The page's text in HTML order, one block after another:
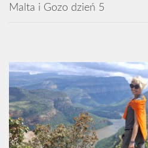
Malta i Gozo dzień 5